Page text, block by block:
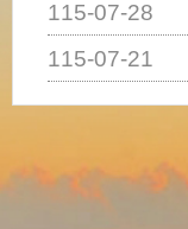
115-07-28
115-07-21